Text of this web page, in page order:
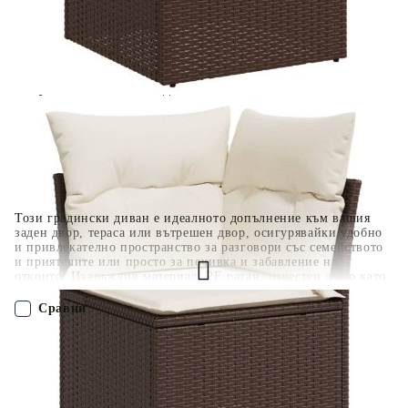
Този градински диван е идеалното допълнение към вашия
заден двор, тераса или вътрешен двор, осигурявайки удобно
и привлекателно пространство за разговори със семейството
и приятелите или просто за почивка и забавление на
открито. Издръжлив материал: PE ратан, известен също като
полиратан, е здрав синтетичен материал с малко необходима
поддръжка, който прилича на естествен ратан. Той е лек,
лесен за почистване и често се използва за външни мебели
поради своята издръжливост и устойчивост на атмосферни
влияния. Удобна странична масичка: Тази външна мебел
разполага със сгъваеми странични масички с газова пружина
на подлакътниците, осигуряващи удобни места, за да
държите най-важните неща леснодостъпни. Удобна седалка:
поръчката без оскъпяване. За покупки на стойност до
400 лв. / €204,52
Плащане на 4 вноски. Заплащате 20% от стойността на
поръчката си на момента с карта. Останалата сума се
разделя на 3 равни месечни вноски без оскъпяване. За
покупки на стойност до 1000 лв. / €511.31
Плащане на 6 вноски. Стойността на поръчката се
разпределя в 6 равни месечни вноски с оскъпяване. За
покупки на стойност до 2000 лв. / €1022.61
ПОРЪЧАЙ БЕЗ РЕГИСТРАЦИЯ
Наш представител ще се свърже с Вас в рамките на работния ден!
Сравни